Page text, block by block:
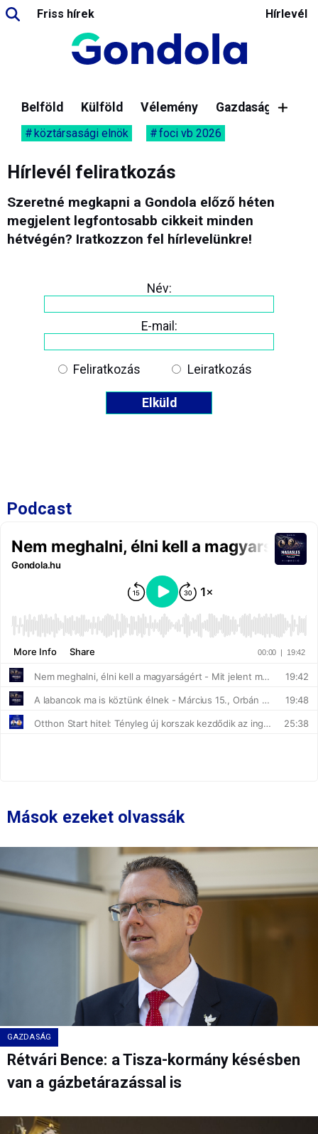
Friss hírek Hírlevél
Belföld Külföld Vélemény Gazdaság
köztársasági elnök foci vb 2026
Hírlevél feliratkozás
Szeretné megkapni a Gondola előző héten
megjelent legfontosabb cikkeit minden
hétvégén? Iratkozzon fel hírlevelünkre!
Név:
E-mail:
Feliratkozás Leiratkozás
Podcast
Mások ezeket olvassák
GAZDASÁG
Rétvári Bence: a Tisza-kormány késésben
van a gázbetárazással is